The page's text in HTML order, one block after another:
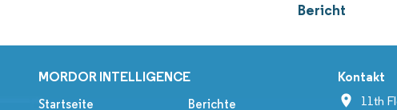
Bericht
MORDOR INTELLIGENCE
Startseite Berichte
Kontakt
11th